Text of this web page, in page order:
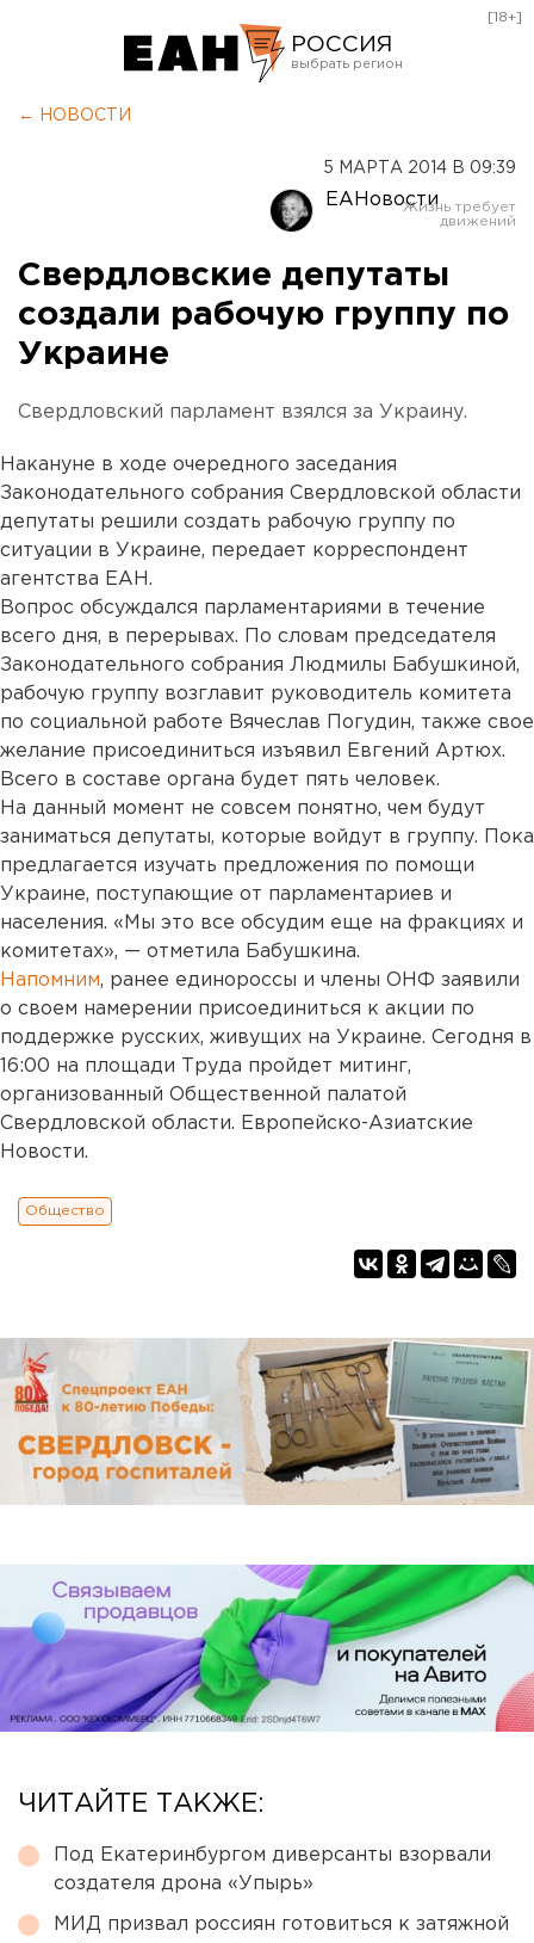
РОССИЯ
Оренбург
[18+]
← НОВОСТИ
5 МАРТА 2014 В 09:39
ЕАНовости
Свердловские депутаты
создали рабочую группу по
Украине
Свердловский парламент взялся за Украину.
Накануне в ходе очередного заседания
Законодательного собрания Свердловской области
депутаты решили создать рабочую группу по
ситуации в Украине, передает корреспондент
агентства ЕАН.
Вопрос обсуждался парламентариями в течение
всего дня, в перерывах. По словам председателя
Законодательного собрания Людмилы Бабушкиной,
рабочую группу возглавит руководитель комитета
по социальной работе Вячеслав Погудин, также свое
желание присоединиться изъявил Евгений Артюх.
Всего в составе органа будет пять человек.
На данный момент не совсем понятно, чем будут
заниматься депутаты, которые войдут в группу. Пока
предлагается изучать предложения по помощи
Украине, поступающие от парламентариев и
населения. «Мы это все обсудим еще на фракциях и
комитетах», — отметила Бабушкина.
Напомним, ранее единороссы и члены ОНФ заявили
о своем намерении присоединиться к акции по
поддержке русских, живущих на Украине. Сегодня в
16:00 на площади Труда пройдет митинг,
организованный Общественной палатой
Свердловской области. Европейско-Азиатские
Новости.
Общество
ЧИТАЙТЕ ТАКЖЕ:
Под Екатеринбургом диверсанты взорвали
создателя дрона «Упырь»
МИД призвал россиян готовиться к затяжной